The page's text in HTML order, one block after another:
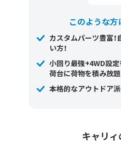
このような
カスタムパーツ豊富
い方！
小回り最強+4WD設定
荷台に荷物を積み放題
本格的なアウトドア派
キャリ